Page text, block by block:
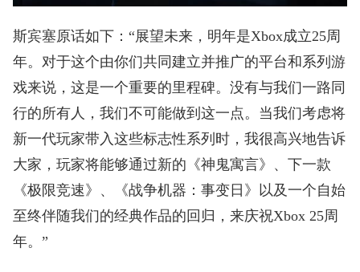
斯宾塞原话如下：“展望未来，明年是Xbox成立25周
年。对于这个由你们共同建立并推广的平台和系列游
戏来说，这是一个重要的里程碑。没有与我们一路同
行的所有人，我们不可能做到这一点。当我们考虑将
新一代玩家带入这些标志性系列时，我很高兴地告诉
大家，玩家将能够通过新的《神鬼寓言》、下一款
《极限竞速》、《战争机器：事变日》以及一个自始
至终伴随我们的经典作品的回归，来庆祝Xbox 25周
年。”